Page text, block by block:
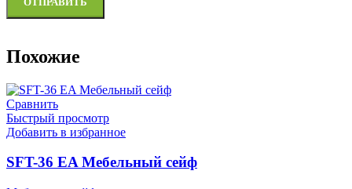
Похожие
Сравнить
Быстрый просмотр
Добавить в избранное
SFT-36 EA Мебельный сейф